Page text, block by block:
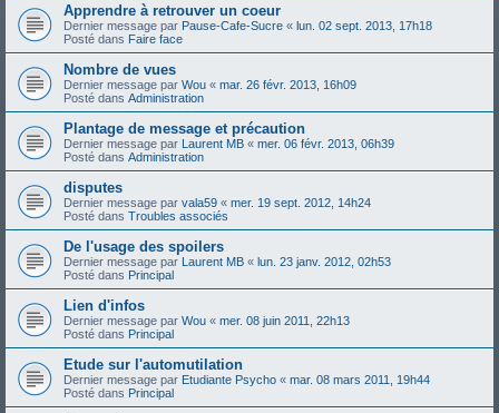
Apprendre à retrouver un coeur
Dernier message par Pause-Cafe-Sucre « lun. 02 sept. 2013, 17h18
Posté dans Faire face
Nombre de vues
Dernier message par Wou « mar. 26 févr. 2013, 16h09
Posté dans Administration
Plantage de message et précaution
Dernier message par Laurent MB « mer. 06 févr. 2013, 06h39
Posté dans Administration
disputes
Dernier message par vala59 « mer. 19 sept. 2012, 14h24
Posté dans Troubles associés
De l'usage des spoilers
Dernier message par Laurent MB « lun. 23 janv. 2012, 02h53
Posté dans Principal
Lien d'infos
Dernier message par Wou « mer. 08 juin 2011, 22h13
Posté dans Principal
Etude sur l'automutilation
Dernier message par Etudiante Psycho « mar. 08 mars 2011, 19h44
Posté dans Principal